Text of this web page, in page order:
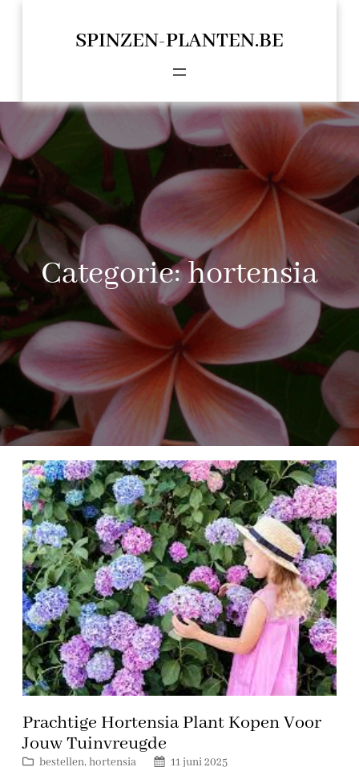
SPINZEN-PLANTEN.BE
Categorie:hortensia
Prachtige Hortensia Plant Kopen Voor
Jouw Tuinvreugde
bestellen, hortensia
11 juni 2025